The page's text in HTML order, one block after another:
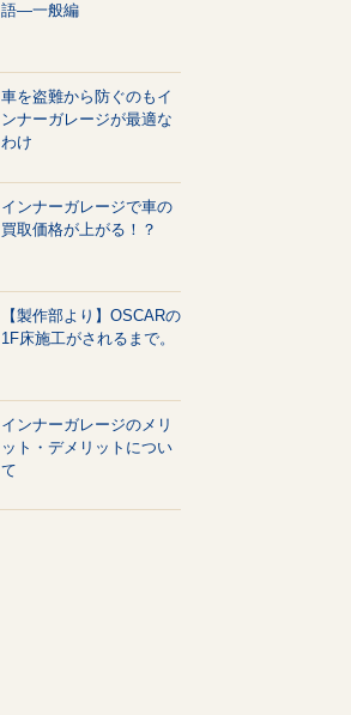
語—一般編
車を盗難から防ぐのもイ
ンナーガレージが最適な
わけ
インナーガレージで車の
買取価格が上がる！？
【製作部より】OSCARの
1F床施工がされるまで。
インナーガレージのメリ
ット・デメリットについ
て